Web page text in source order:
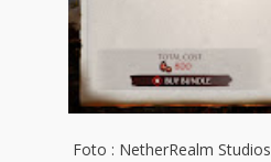
Foto : NetherRealm Studios